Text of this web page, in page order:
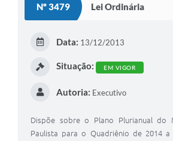
Nº 3479 Lei Ordinária
Data: 13/12/2013
Situação: EM VIGOR
Autoria: Executivo
Dispõe sobre o Plano Plurianual do
Paulista para o Quadriênio de 2014